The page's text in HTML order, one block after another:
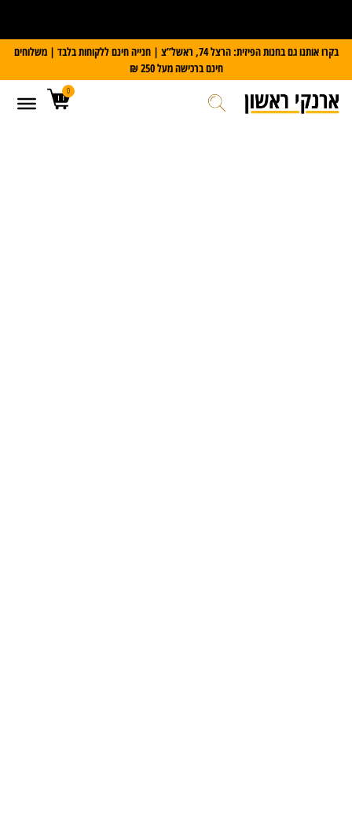
על כל מזוודת Slazenger קבלו משקל דיגיטלי במתנה
בקרו אותנו גם בחנות הפיזית: הרצל 74, ראשל”צ | חנייה חינם ללקוחות בלבד | משלוחים
חינם ברכישה מעל 250 ₪
0